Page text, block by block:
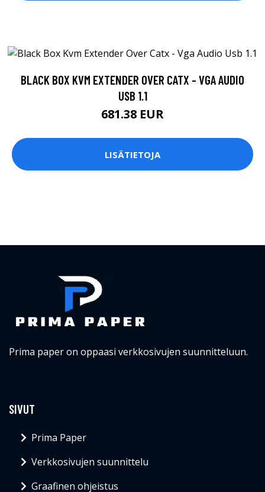
BLACK BOX KVM EXTENDER OVER CATX - VGA AUDIO
USB 1.1
681.38 EUR
LISÄTIETOJA
Prima paper on oppaasi verkkosivujen suunnitteluun.
SIVUT
Prima Paper
Verkkosivujen suunnittelu
Graafinen ohjeistus